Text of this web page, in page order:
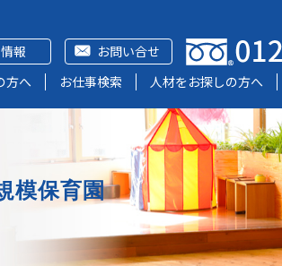
お問い合せ
報
方へ
お仕事検索 人材をお探しの方へ
模保育園